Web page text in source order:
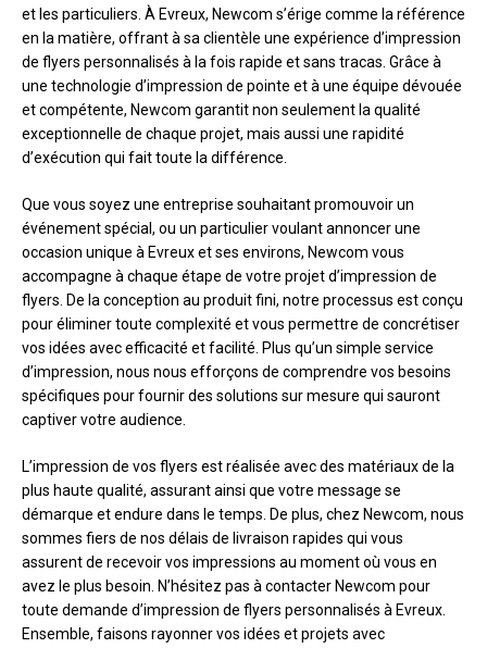
et les particuliers. À Evreux, Newcom s’érige comme la référence
en la matière, offrant à sa clientèle une expérience d’impression
de flyers personnalisés à la fois rapide et sans tracas. Grâce à
une technologie d’impression de pointe et à une équipe dévouée
et compétente, Newcom garantit non seulement la qualité
exceptionnelle de chaque projet, mais aussi une rapidité
d’exécution qui fait toute la différence.
Que vous soyez une entreprise souhaitant promouvoir un
événement spécial, ou un particulier voulant annoncer une
occasion unique à Evreux et ses environs, Newcom vous
accompagne à chaque étape de votre projet d’impression de
flyers. De la conception au produit fini, notre processus est conçu
pour éliminer toute complexité et vous permettre de concrétiser
vos idées avec efficacité et facilité. Plus qu’un simple service
d’impression, nous nous efforçons de comprendre vos besoins
spécifiques pour fournir des solutions sur mesure qui sauront
captiver votre audience.
L’impression de vos flyers est réalisée avec des matériaux de la
plus haute qualité, assurant ainsi que votre message se
démarque et endure dans le temps. De plus, chez Newcom, nous
sommes fiers de nos délais de livraison rapides qui vous
assurent de recevoir vos impressions au moment où vous en
avez le plus besoin. N’hésitez pas à contacter Newcom pour
toute demande d’impression de flyers personnalisés à Evreux.
Ensemble, faisons rayonner vos idées et projets avec